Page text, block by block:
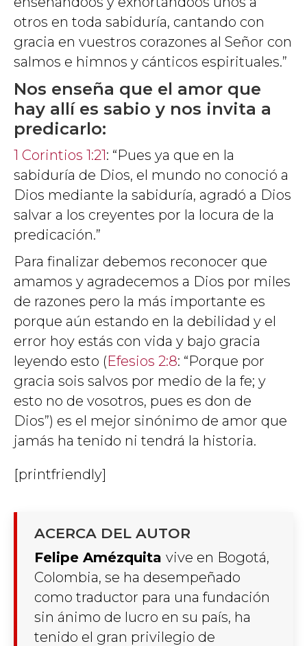
otros en toda sabiduría, cantando con
gracia en vuestros corazones al Señor con
salmos e himnos y cánticos espirituales.”
Nos enseña que el amor que
hay allí es sabio y nos invita a
predicarlo:
1 Corintios 1:21: “Pues ya que en la
sabiduría de Dios, el mundo no conoció a
Dios mediante la sabiduría, agradó a Dios
salvar a los creyentes por la locura de la
predicación.”
Para finalizar debemos reconocer que
amamos y agradecemos a Dios por miles
de razones pero la más importante es
porque aún estando en la debilidad y el
error hoy estás con vida y bajo gracia
leyendo esto (Efesios 2:8: “Porque por
gracia sois salvos por medio de la fe; y
esto no de vosotros, pues es don de
Dios”) es el mejor sinónimo de amor que
jamás ha tenido ni tendrá la historia.
[printfriendly]
ACERCA DEL AUTOR
Felipe Amézquita vive en Bogotá,
Colombia, se ha desempeñado
como traductor para una fundación
sin ánimo de lucro en su país, ha
tenido el gran privilegio de